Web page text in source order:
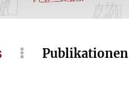
Publikationen